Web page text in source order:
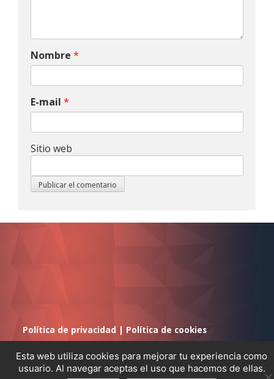
Nombre *
E-mail *
Sitio web
Política de privacidad | Política de cookies
Esta web utiliza cookies para mejorar tu experiencia como
usuario. Al navegar aceptas el uso que hacemos de ellas.